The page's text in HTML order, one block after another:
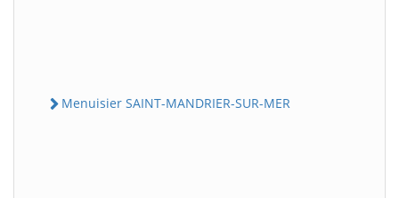
Menuisier SAINT-MANDRIER-SUR-MER